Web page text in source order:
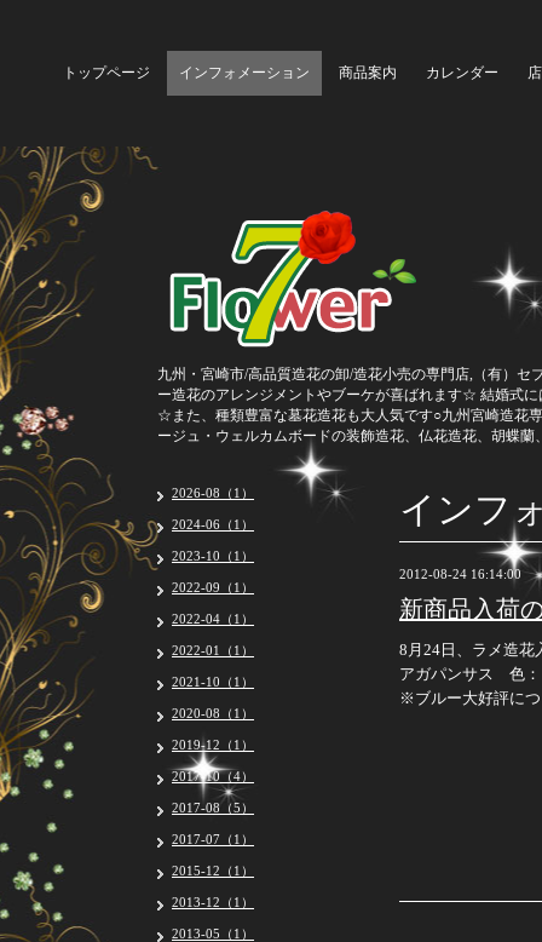
トップページ インフォメーション 商品案内 カレンダー
九州・宮崎市/高品質造花の卸/造花小売の専門店,（有）
ー造花のアレンジメントやブーケが喜ばれます☆ 結婚式
☆また、種類豊富な墓花造花も大人気です○九州宮崎造花
ージュ・ウェルカムボードの装飾造花、仏花造花、胡蝶蘭
インフ
2012-08-24 16:14:00
新商品入荷
8月24日、ラメ造
アガパンサス 色：
※ブルー大好評に
2026-08（1）
2024-06（1）
2023-10（1）
2022-09（1）
2022-04（1）
2022-01（1）
2021-10（1）
2020-08（1）
2019-12（1）
2017-10（4）
2017-08（5）
2017-07（1）
2015-12（1）
2013-12（1）
2013-05（1）